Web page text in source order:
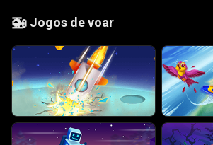
🚁 Jogos de voar